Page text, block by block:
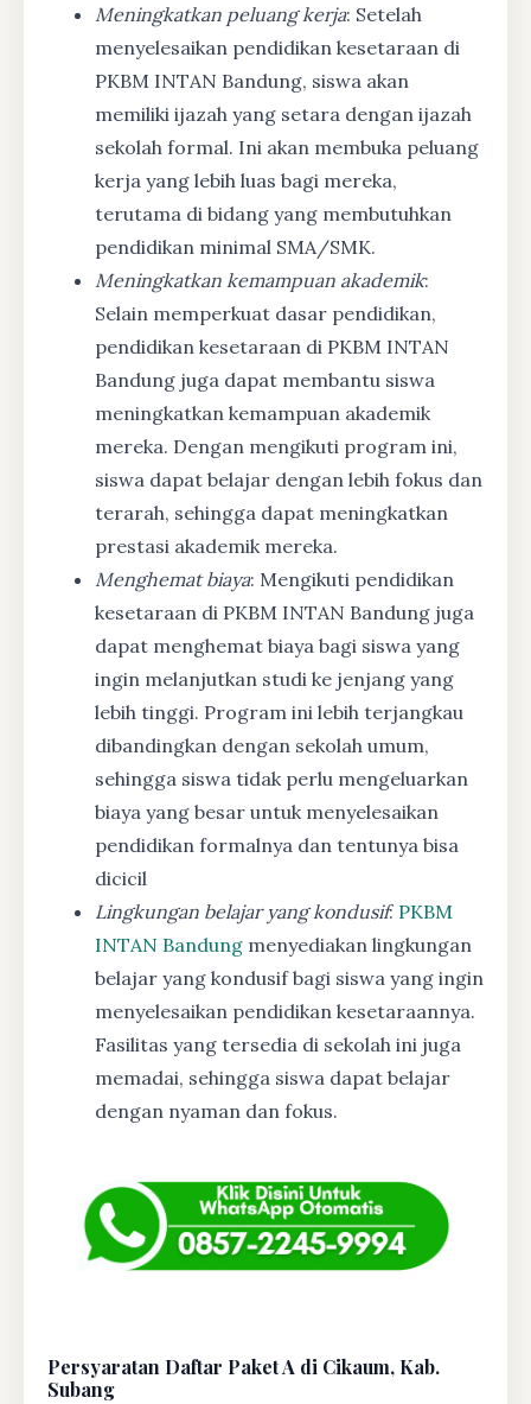
Meningkatkan peluang kerja: Setelah
menyelesaikan pendidikan kesetaraan di
PKBM INTAN Bandung, siswa akan
memiliki ijazah yang setara dengan ijazah
sekolah formal. Ini akan membuka peluang
kerja yang lebih luas bagi mereka,
terutama di bidang yang membutuhkan
pendidikan minimal SMA/SMK.
Meningkatkan kemampuan akademik:
Selain memperkuat dasar pendidikan,
pendidikan kesetaraan di PKBM INTAN
Bandung juga dapat membantu siswa
meningkatkan kemampuan akademik
mereka. Dengan mengikuti program ini,
siswa dapat belajar dengan lebih fokus dan
terarah, sehingga dapat meningkatkan
prestasi akademik mereka.
Menghemat biaya: Mengikuti pendidikan
kesetaraan di PKBM INTAN Bandung juga
dapat menghemat biaya bagi siswa yang
ingin melanjutkan studi ke jenjang yang
lebih tinggi. Program ini lebih terjangkau
dibandingkan dengan sekolah umum,
sehingga siswa tidak perlu mengeluarkan
biaya yang besar untuk menyelesaikan
pendidikan formalnya dan tentunya bisa
dicicil
Lingkungan belajar yang kondusif: PKBM
INTAN Bandung menyediakan lingkungan
belajar yang kondusif bagi siswa yang ingin
menyelesaikan pendidikan kesetaraannya.
Fasilitas yang tersedia di sekolah ini juga
memadai, sehingga siswa dapat belajar
dengan nyaman dan fokus.
Persyaratan Daftar Paket A di Cikaum, Kab.
Subang